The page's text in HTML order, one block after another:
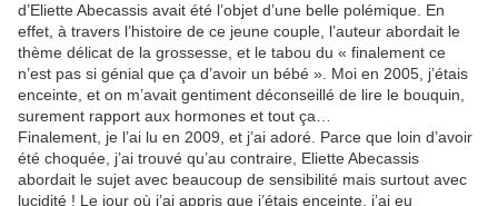
d’Eliette Abecassis avait été l’objet d’une belle polémique. En
effet, à travers l’histoire de ce jeune couple, l’auteur abordait le
thème délicat de la grossesse, et le tabou du « finalement ce
n’est pas si génial que ça d’avoir un bébé ». Moi en 2005, j’étais
enceinte, et on m’avait gentiment déconseillé de lire le bouquin,
surement rapport aux hormones et tout ça…
Finalement, je l’ai lu en 2009, et j’ai adoré. Parce que loin d’avoir
été choquée, j’ai trouvé qu’au contraire, Eliette Abecassis
abordait le sujet avec beaucoup de sensibilité mais surtout avec
lucidité ! Le jour où j’ai appris que j’étais enceinte, j’ai eu